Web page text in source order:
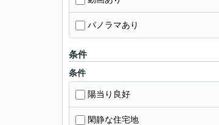
パノラマあり
条件
条件
陽当り良好
閑静な住宅地